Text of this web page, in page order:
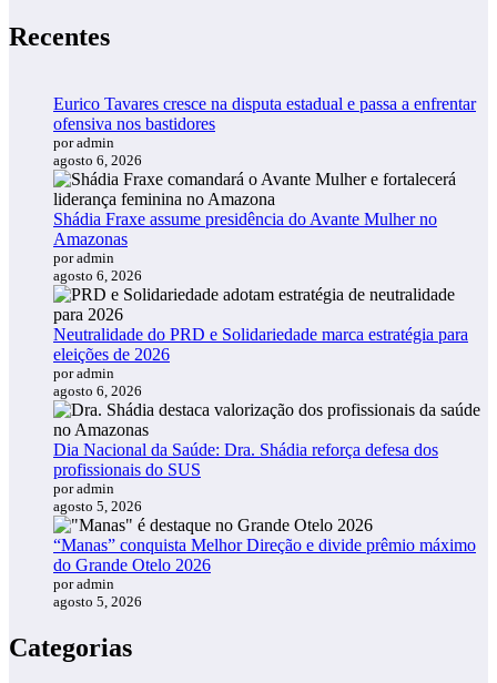
Recentes
Eurico Tavares cresce na disputa estadual e passa a enfrentar
ofensiva nos bastidores
por admin
agosto 6, 2026
Shádia Fraxe assume presidência do Avante Mulher no
Amazonas
por admin
agosto 6, 2026
Neutralidade do PRD e Solidariedade marca estratégia para
eleições de 2026
por admin
agosto 6, 2026
Dia Nacional da Saúde: Dra. Shádia reforça defesa dos
profissionais do SUS
por admin
agosto 5, 2026
“Manas” conquista Melhor Direção e divide prêmio máximo
do Grande Otelo 2026
por admin
agosto 5, 2026
Categorias